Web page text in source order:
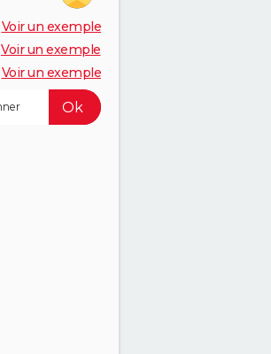
Voir un exemple
Voir un exemple
Voir un exemple